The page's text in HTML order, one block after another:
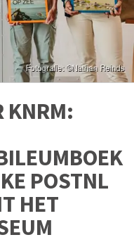
KNRM:
POSTNL
HET